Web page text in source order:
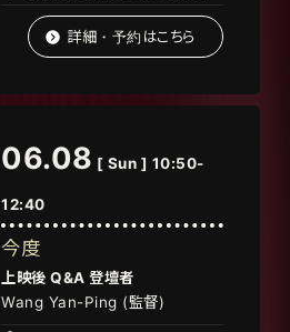
詳細・予約はこちら
06.08 [ Sun ] 10:50-
12:40
今度
上映後 Q&A登壇者
Wang Yan-Ping (監督)